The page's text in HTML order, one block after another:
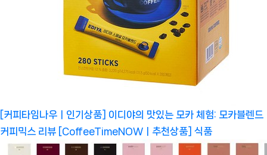
[커피타임나우ㅣ인기상품] 이디야의 맛있는 모카 체험: 모카블렌드
커피믹스 리뷰 [CoffeeTimeNOWㅣ추천상품] 식품